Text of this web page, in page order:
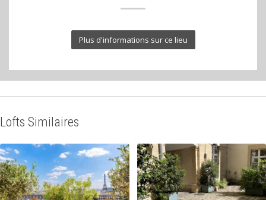
Plus d'informations sur ce lieu
Lofts Similaires